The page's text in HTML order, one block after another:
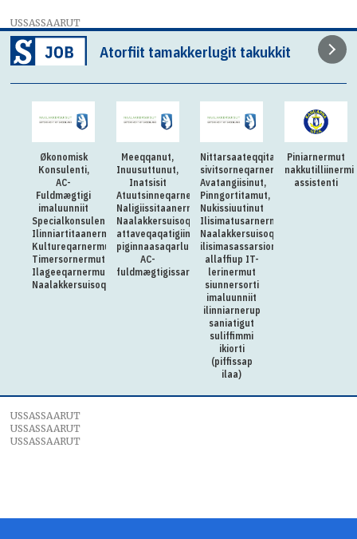
USSASSAARUT
Atorfiit tamakkerlugit takukkit
Økonomisk
Konsulenti,
AC-
Fuldmægtigi
imaluunniit
Specialkonsulenti
Ilinniartitaanermut,
Kultureqarnermut,
Timersornermut
Ilageeqarnermullu
Naalakkersuisoqarfimmut
Meeqqanut,
Inuusuttunut,
Inatsisit
Atuutsinneqarnerannut
Naligiissitaanermullu
Naalakkersuisoqarfik
attaveqaqatigiinnermut
piginnaasaqarluartumik
AC-
fuldmægtigissarsiorpoq
Nittarsaateqqitaq:Killiliussap
sivitsorneqarnera:
Avatangiisinut,
Pinngortitamut,
Nukissiuutinut
Ilisimatusarnermullu
Naalakkersuisoqarfimmi
ilisimasassarsiornermut
allaffiup IT-
lerinermut
siunnersorti
imaluunniit
ilinniarnerup
saniatigut
suliffimmi
ikiorti
(piffissap
ilaa)
Piniarnermut
nakkutilliinermi
assistenti
USSASSAARUT
USSASSAARUT
USSASSAARUT